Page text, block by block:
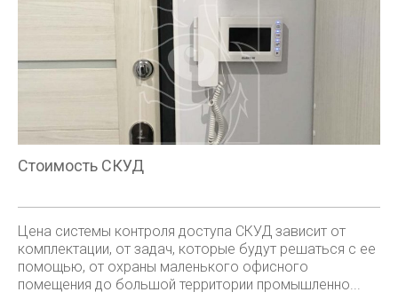
Стоимость СКУД
Цена системы контроля доступа СКУД зависит от
комплектации, от задач, которые будут решаться с ее
помощью, от охраны маленького офисного
помещения до большой территории промышленно...